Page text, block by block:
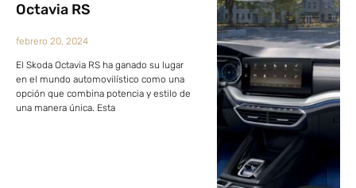
Octavia RS
febrero 20, 2024
El Skoda Octavia RS ha ganado su lugar
en el mundo automovilístico como una
opción que combina potencia y estilo de
una manera única. Esta